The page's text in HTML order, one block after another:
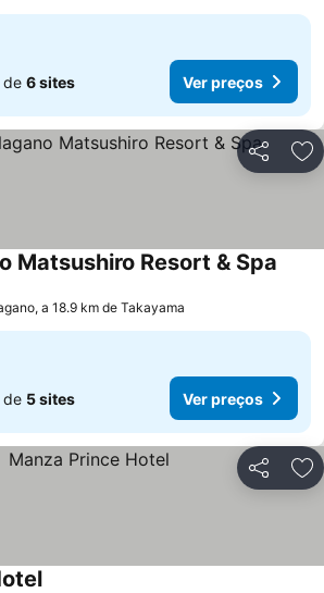
de 6 sites Ver preços
Partilhar
Matsushiro Resort & Spa
a 18.9 km de Takayama
de 5 sites Ver preços
Partilhar